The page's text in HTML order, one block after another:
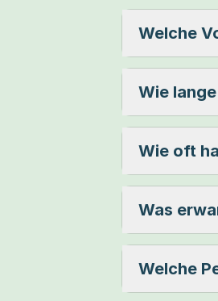
Welche
Wie
Wie oft
Was
Welche